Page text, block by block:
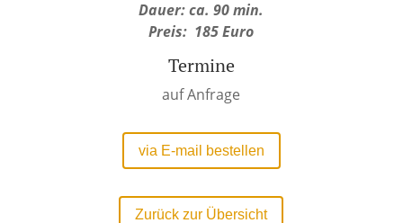
Dauer: ca. 90 min.
Preis: 185 Euro
Termine
auf Anfrage
via E-mail bestellen
Zurück zur Übersicht